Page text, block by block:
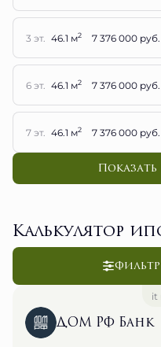
3 эт. 46.1 м2 7 376 000 руб.
6 эт. 46.1 м2 7 376 000 руб.
7 эт. 46.1 м2 7 376 000 руб.
Показать
Калькулятор
it
ДОМ РФ Банк